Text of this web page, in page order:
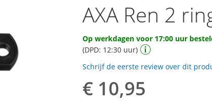
AXA Ren 2
Op werkdagen voor 17:00 uur
(DPD: 12:30 uur)
Schrijf de eerste review over dit
€ 10,95